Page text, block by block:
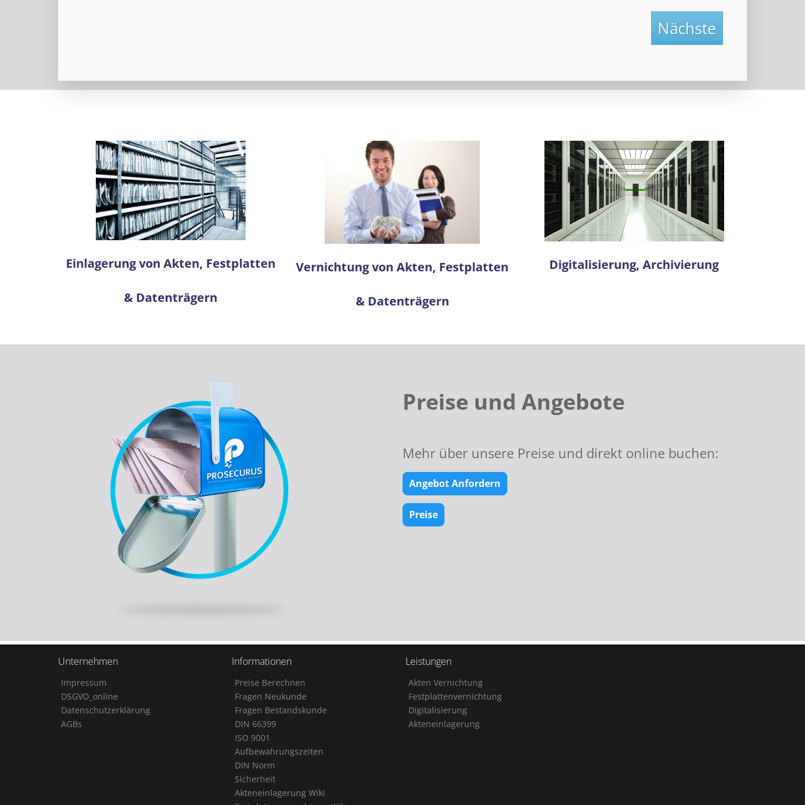
Nächste
Einlagerung von Akten, Festplatten
& Datenträgern
Vernichtung von Akten, Festplatten
& Datenträgern
Digitalisierung, Archivierung
Preise und Angebote
Mehr über unsere Preise und direkt online buchen:
Angebot Anfordern
Preise
Unternehmen
Impressum
DSGVO_online
Datenschutzerklärung
AGBs
Informationen
Preise Berechnen
Fragen Neukunde
Fragen Bestandskunde
DIN 66399
ISO 9001
Aufbewahrungszeiten
DIN Norm
Sicherheit
Akteneinlagerung Wiki
Leistungen
Akten Vernichtung
Festplattenvernichtung
Digitalisierung
Akteneinlagerung